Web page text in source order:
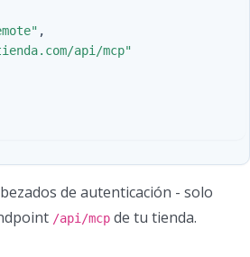
,
api/mcp"
de autenticación - solo
/api/mcp de tu tienda.